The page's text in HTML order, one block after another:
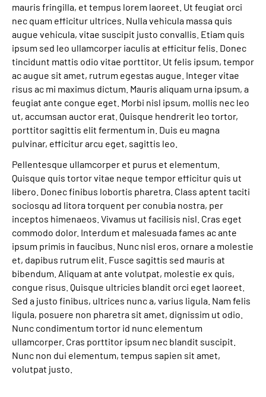
mauris fringilla, et tempus lorem laoreet. Ut feugiat orci
nec quam efficitur ultrices. Nulla vehicula massa quis
augue vehicula, vitae suscipit justo convallis. Etiam quis
ipsum sed leo ullamcorper iaculis at efficitur felis. Donec
tincidunt mattis odio vitae porttitor. Ut felis ipsum, tempor
ac augue sit amet, rutrum egestas augue. Integer vitae
risus ac mi maximus dictum. Mauris aliquam urna ipsum, a
feugiat ante congue eget. Morbi nisl ipsum, mollis nec leo
ut, accumsan auctor erat. Quisque hendrerit leo tortor,
porttitor sagittis elit fermentum in. Duis eu magna
pulvinar, efficitur arcu eget, sagittis leo.
Pellentesque ullamcorper et purus et elementum.
Quisque quis tortor vitae neque tempor efficitur quis ut
libero. Donec finibus lobortis pharetra. Class aptent taciti
sociosqu ad litora torquent per conubia nostra, per
inceptos himenaeos. Vivamus ut facilisis nisl. Cras eget
commodo dolor. Interdum et malesuada fames ac ante
ipsum primis in faucibus. Nunc nisl eros, ornare a molestie
et, dapibus rutrum elit. Fusce sagittis sed mauris at
bibendum. Aliquam at ante volutpat, molestie ex quis,
congue risus. Quisque ultricies blandit orci eget laoreet.
Sed a justo finibus, ultrices nunc a, varius ligula. Nam felis
ligula, posuere non pharetra sit amet, dignissim ut odio.
Nunc condimentum tortor id nunc elementum
ullamcorper. Cras porttitor ipsum nec blandit suscipit.
Nunc non dui elementum, tempus sapien sit amet,
volutpat justo.